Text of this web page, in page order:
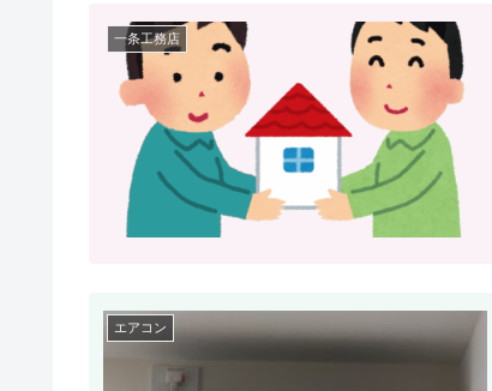
一条工務店
エアコン